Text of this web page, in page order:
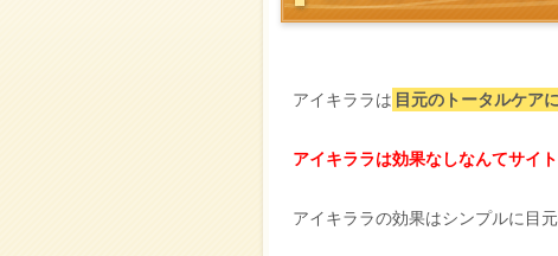
アイキララは 目元のトータルケア
アイキララは効果なしなんてサイ
アイキララの効果はシンプルに目